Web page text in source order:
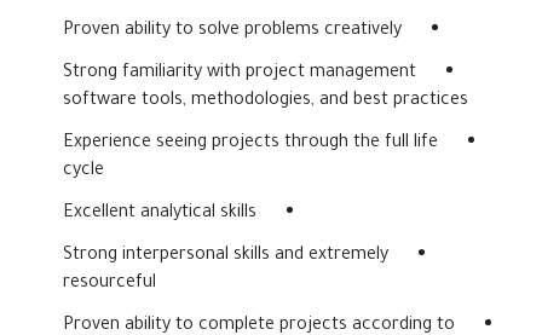
Proven ability to solve problems creatively
Strong familiarity with project management
software tools, methodologies, and best practices
Experience seeing projects through the full life
cycle
Excellent analytical skills
Strong interpersonal skills and extremely
resourceful
Proven ability to complete projects according to